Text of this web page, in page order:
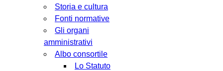
Storia e cultura
Fonti normative
Gli organi
amministrativi
Albo consortile
Lo Statuto